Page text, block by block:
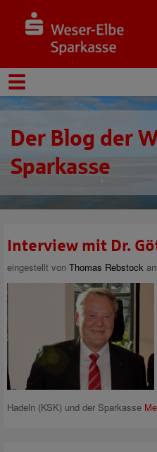
Der Blog der
Sparkasse
Interview mit Dr.
eingestellt von Thomas Rebstock
Hadeln (KSK) und der Sparkasse